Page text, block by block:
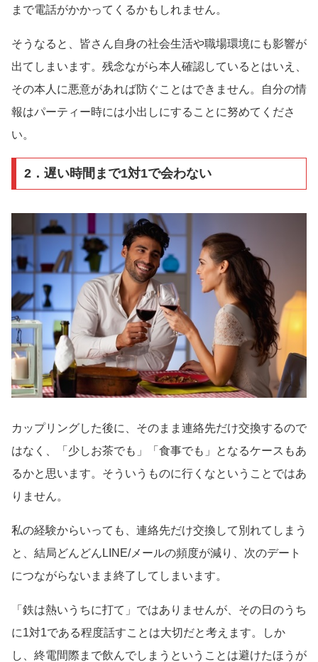
まで電話がかかってくるかもしれません。
そうなると、皆さん自身の社会生活や職場環境にも影響が
出てしまいます。残念ながら本人確認しているとはいえ、
その本人に悪意があれば防ぐことはできません。自分の情
報はパーティー時には小出しにすることに努めてくださ
い。
2．遅い時間まで1対1で会わない
カップリングした後に、そのまま連絡先だけ交換するので
はなく、「少しお茶でも」「食事でも」となるケースもあ
るかと思います。そういうものに行くなということではあ
りません。
私の経験からいっても、連絡先だけ交換して別れてしまう
と、結局どんどんLINE/メールの頻度が減り、次のデート
につながらないまま終了してしまいます。
「鉄は熱いうちに打て」ではありませんが、その日のうち
に1対1である程度話すことは大切だと考えます。しか
し、終電間際まで飲んでしまうということは避けたほうが